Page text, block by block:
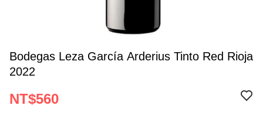
Bodegas Leza García Arderius Tinto Red Rioja
2022
NT$560